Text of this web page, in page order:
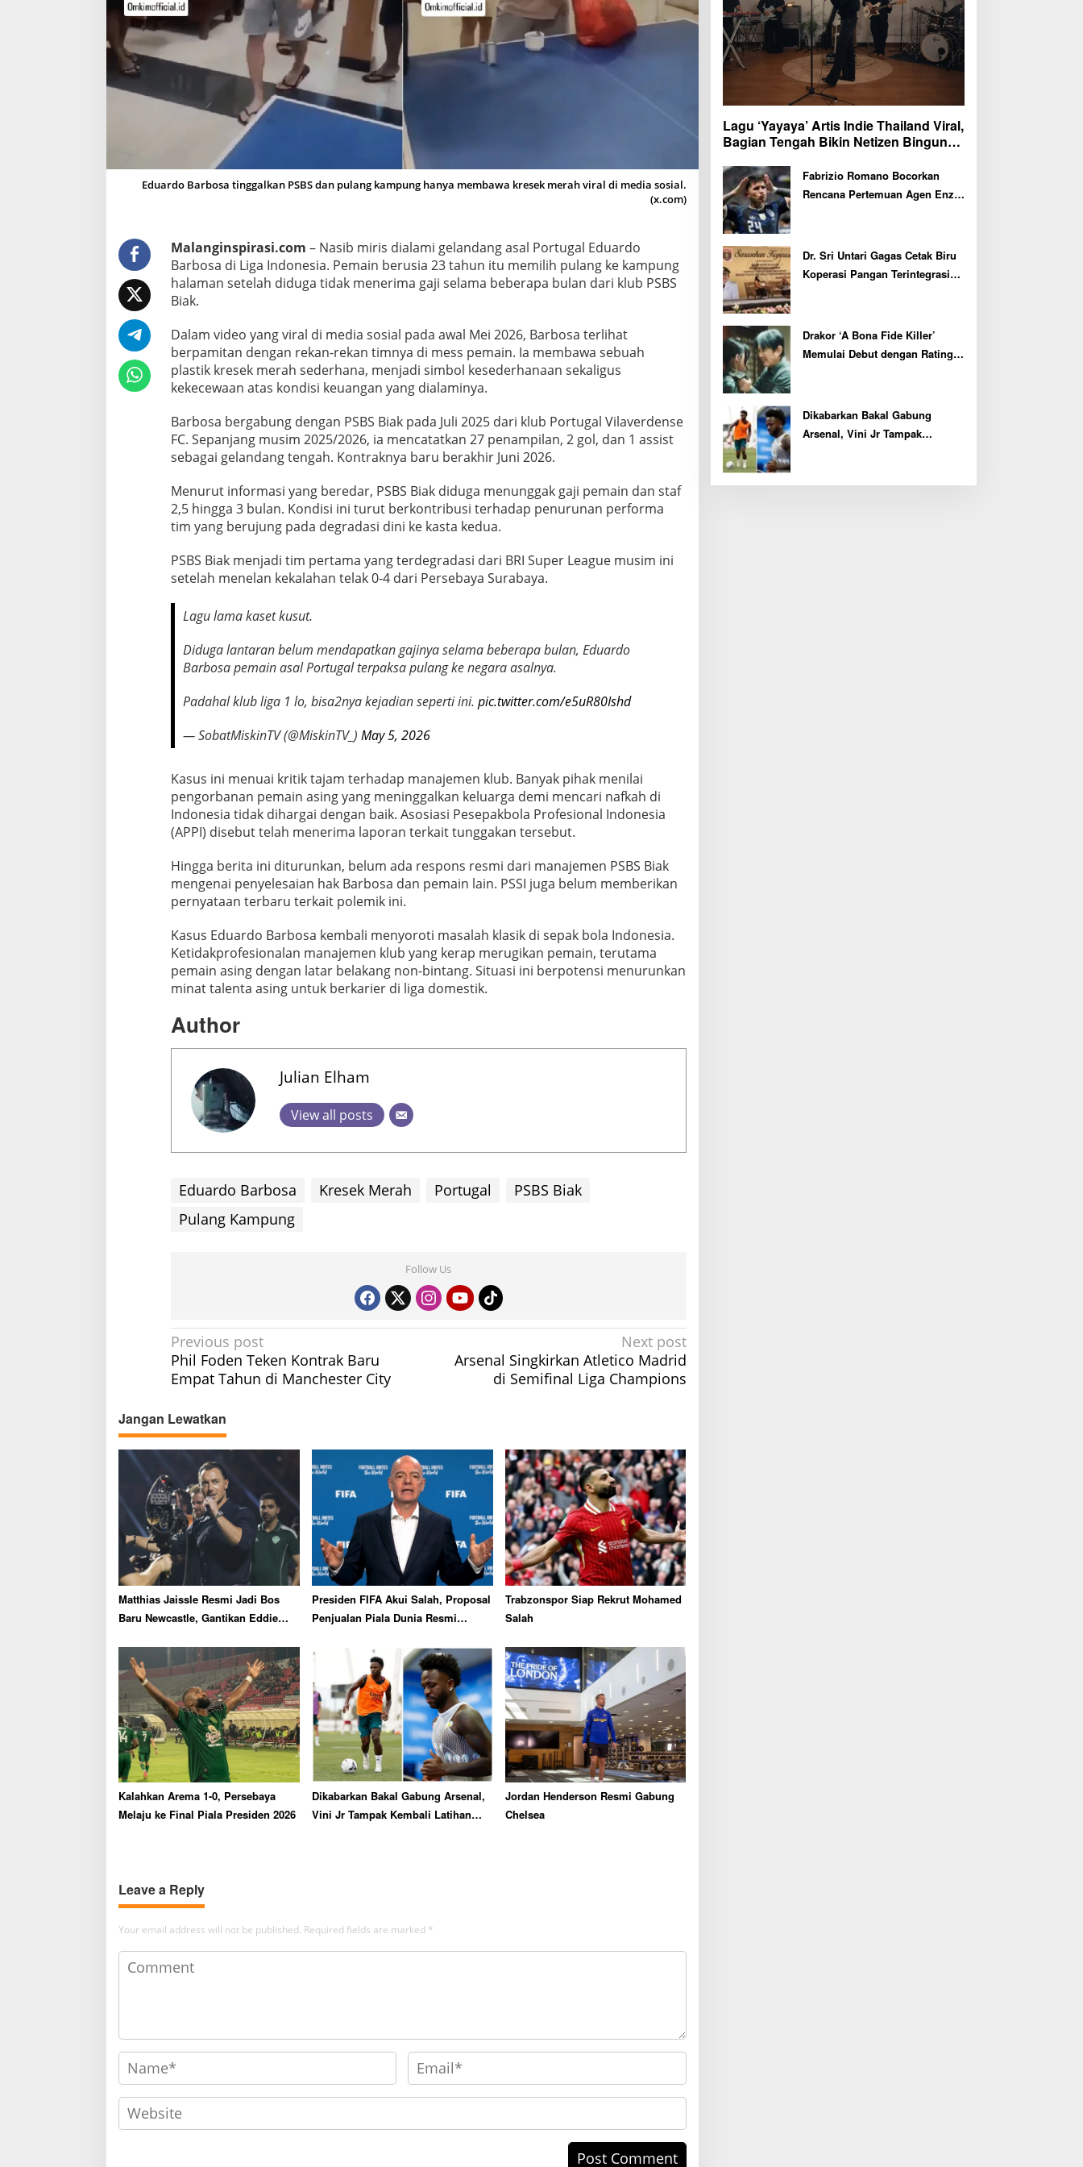
,
P
m
a
A
s
g
E
d
r
d
o
B
r
b
o
a
P
m
i
H
n
y
B
w
K
r
e
s
k
M
e
r
a
h
Eduardo Barbosa tinggalkan PSBS dan pulang kampung hanya membawa kresek merah viral di media sosial.
(x.com)
Malanginspirasi.com – Nasib miris dialami gelandang asal Portugal Eduardo
Barbosa di Liga Indonesia. Pemain berusia 23 tahun itu memilih pulang ke kampung
halaman setelah diduga tidak menerima gaji selama beberapa bulan dari klub PSBS
Biak.
Dalam video yang viral di media sosial pada awal Mei 2026, Barbosa terlihat
berpamitan dengan rekan-rekan timnya di mess pemain. Ia membawa sebuah
plastik kresek merah sederhana, menjadi simbol kesederhanaan sekaligus
kekecewaan atas kondisi keuangan yang dialaminya.
Barbosa bergabung dengan PSBS Biak pada Juli 2025 dari klub Portugal Vilaverdense
FC. Sepanjang musim 2025/2026, ia mencatatkan 27 penampilan, 2 gol, dan 1 assist
sebagai gelandang tengah. Kontraknya baru berakhir Juni 2026.
Menurut informasi yang beredar, PSBS Biak diduga menunggak gaji pemain dan staf
2,5 hingga 3 bulan. Kondisi ini turut berkontribusi terhadap penurunan performa
tim yang berujung pada degradasi dini ke kasta kedua.
PSBS Biak menjadi tim pertama yang terdegradasi dari BRI Super League musim ini
setelah menelan kekalahan telak 0-4 dari Persebaya Surabaya.
Lagu lama kaset kusut.
Diduga lantaran belum mendapatkan gajinya selama beberapa bulan, Eduardo
Barbosa pemain asal Portugal terpaksa pulang ke negara asalnya.
Padahal klub liga 1 lo, bisa2nya kejadian seperti ini. pic.twitter.com/e5uR80Ishd
— SobatMiskinTV (@MiskinTV_) May 5, 2026
Kasus ini menuai kritik tajam terhadap manajemen klub. Banyak pihak menilai
pengorbanan pemain asing yang meninggalkan keluarga demi mencari nafkah di
Indonesia tidak dihargai dengan baik. Asosiasi Pesepakbola Profesional Indonesia
(APPI) disebut telah menerima laporan terkait tunggakan tersebut.
Hingga berita ini diturunkan, belum ada respons resmi dari manajemen PSBS Biak
mengenai penyelesaian hak Barbosa dan pemain lain. PSSI juga belum memberikan
pernyataan terbaru terkait polemik ini.
Kasus Eduardo Barbosa kembali menyoroti masalah klasik di sepak bola Indonesia.
Ketidakprofesionalan manajemen klub yang kerap merugikan pemain, terutama
pemain asing dengan latar belakang non-bintang. Situasi ini berpotensi menurunkan
minat talenta asing untuk berkarier di liga domestik.
Author
Julian Elham
View all posts
Eduardo Barbosa Kresek Merah Portugal
PSBS Biak
Pulang Kampung
Follow Us
P
o
s
t
n
a
v
i
g
a
t
i
o
Previous post
Phil Foden Teken Kontrak Baru
Empat Tahun di Manchester City
Next post
Arsenal Singkirkan Atletico Madrid
di Semifinal Liga Champions
Jangan Lewatkan
Matthias Jaissle Resmi Jadi Bos
Baru Newcastle, Gantikan Eddie
Presiden FIFA Akui Salah, Proposal
Penjualan Piala Dunia Resmi
Trabzonspor Siap Rekrut Mohamed
Salah
Kalahkan Arema 1-0, Persebaya
Melaju ke Final Piala Presiden 2026
Dikabarkan Bakal Gabung Arsenal,
Vini Jr Tampak Kembali Latihan
Jordan Henderson Resmi Gabung
Chelsea
Leave a Reply
Your email address will not be published. Required fields are marked *
Lagu ‘Yayaya’ Artis Indie Thailand Viral,
Bagian Tengah Bikin Netizen Bingung
Fabrizio Romano Bocorkan
Rencana Pertemuan Agen Enzo
Dr. Sri Untari Gagas Cetak Biru
Koperasi Pangan Terintegrasi
Drakor ‘A Bona Fide Killer’
Memulai Debut dengan Rating
Dikabarkan Bakal Gabung
Arsenal, Vini Jr Tampak